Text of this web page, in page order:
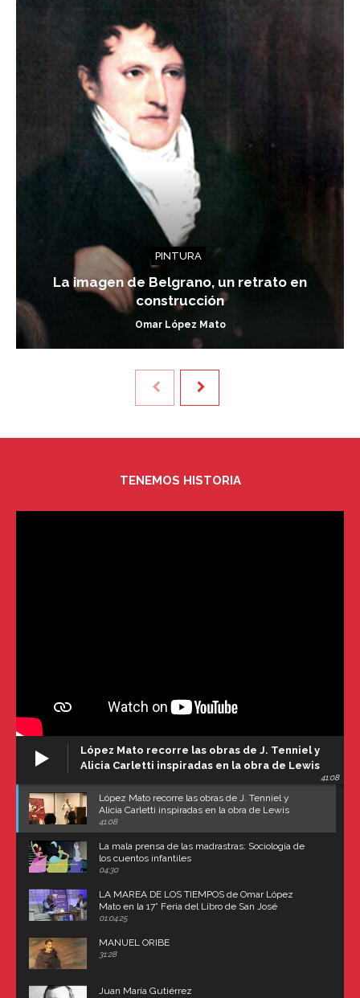
PINTURA
La imagen de Belgrano, un retrato en
construcción
Omar López Mato
TENEMOS HISTORIA
López Mato recorre las obras de J. Tenniel y
Alicia Carletti inspiradas en la obra de Lewis
41:08
López Mato recorre las obras de J. Tenniel y
Alicia Carletti inspiradas en la obra de Lewis
Carroll
41:08
La mala prensa de las madrastras: Sociología de
los cuentos infantiles
04:30
LA MAREA DE LOS TIEMPOS de Omar López
Mato en la 17° Feria del Libro de San José
(Uruguay)
01:04:25
MANUEL ORIBE
31:28
Juan María Gutiérrez